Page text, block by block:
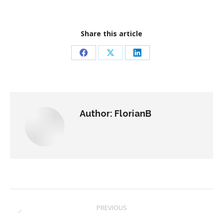
Share this article
Share Share Share
Author: FlorianB
PREVIOUS